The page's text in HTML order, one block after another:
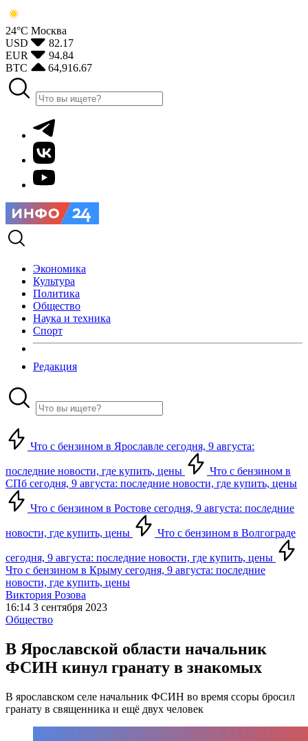
24°С Москва
USD
82.17
EUR
94.84
BTC
64,916.67
Экономика
Культура
Политика
Общество
Наука и техника
Спорт
Редакция
Что с бензином в Ярославле сегодня, 9 августа:
последние новости, где купить, цены
Что с бензином в
СПб сегодня, 9 августа: последние новости, где купить, цены
Что с бензином в Ростове сегодня, 9 августа: последние
новости, где купить, цены Что с бензином в Волгограде
сегодня, 9 августа: последние новости, где купить, цены
Что с бензином в Крыму сегодня, 9 августа: последние
новости, где купить, цены
Виктория Розова
16:14 3 сентября 2023
Общество
В Ярославской области начальник
ФСИН кинул гранату в знакомых
В ярославском селе начальник ФСИН во время ссоры бросил
гранату в священника и ещё двух человек